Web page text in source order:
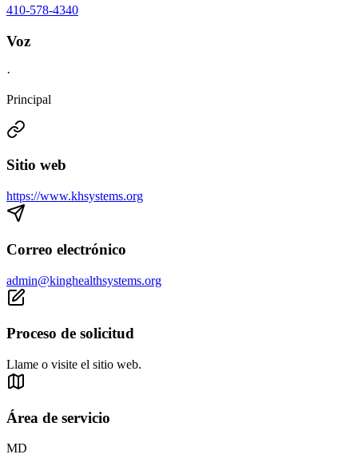
410-578-4340
Voz
·
Principal
Sitio web
https://www.khsystems.org
Correo electrónico
admin@kinghealthsystems.org
Proceso de solicitud
Llame o visite el sitio web.
Área de servicio
MD